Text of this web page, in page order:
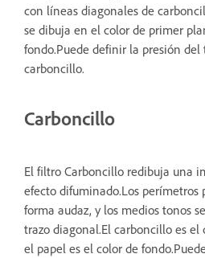
con líneas diagonales de
se dibuja en el color de primer
fondo.Puede definir la presión del
carboncillo.
Carboncillo
El filtro Carboncillo redibuja una
efecto difuminado.Los perímetros
forma audaz, y los medios tonos
trazo diagonal.El carboncillo es
el papel es el color de